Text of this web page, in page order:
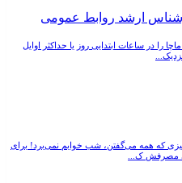
ارشد روابط عمومی
را در ساعات ابتدایی روز یا حداکثر اوایل
که همه می‌گفتن، شب خوابم نمی‌برد! برای
مصرفش ک...